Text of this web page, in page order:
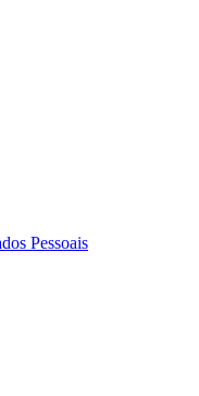
Pessoais